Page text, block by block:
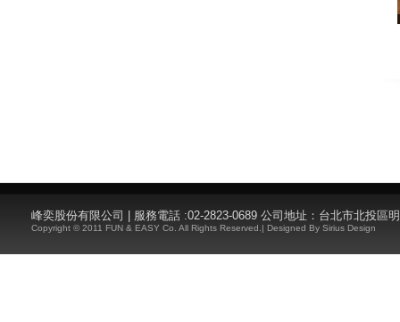
峰奕股份有限公司 | 服務電話 :02-2823-0689 公司地址：台北市北投區
Copyright © 2011 FUN & EASY Co. All Rights Reserved.| Designed By Sirius Design